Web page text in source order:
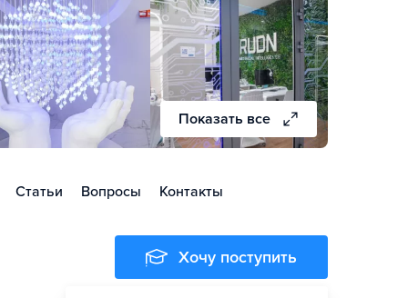
Показать все
Статьи Вопросы Контакты
Хочу поступить